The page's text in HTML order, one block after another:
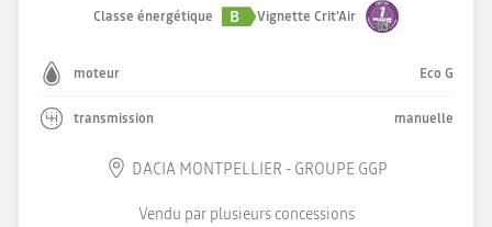
Classe énergétique
B Vignette Crit'Air
moteur Eco G
transmission manuelle
DACIA MONTPELLIER - GROUPE GGP
Vendu par plusieurs concessions